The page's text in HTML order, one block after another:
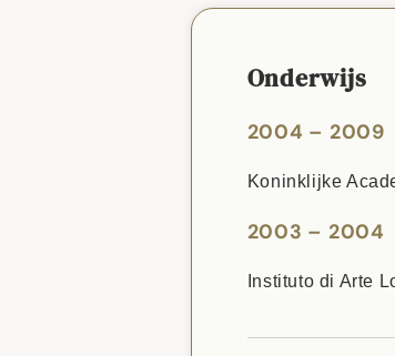
Onderwijs
2004 – 2009
Koninklijke
2003 – 2004
Instituto di Arte